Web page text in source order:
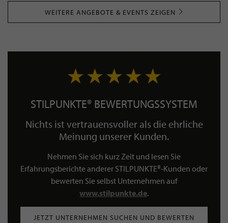
WEITERE ANGEBOTE & EVENTS ZEIGEN
STILPUNKTE® BEWERTUNGSSYSTEM
Nichts ist vertrauensvoller als die ehrliche
Meinung unserer Kunden.
Nehmen Sie sich kurz Zeit und lesen Sie
Erfahrungsberichte anderer STILPUNKTE®-Kunden oder
bewerten Sie selbst Unternehmen auf
www.stilpunkte.de.
JETZT UNTERNEHMEN SUCHEN UND BEWERTEN